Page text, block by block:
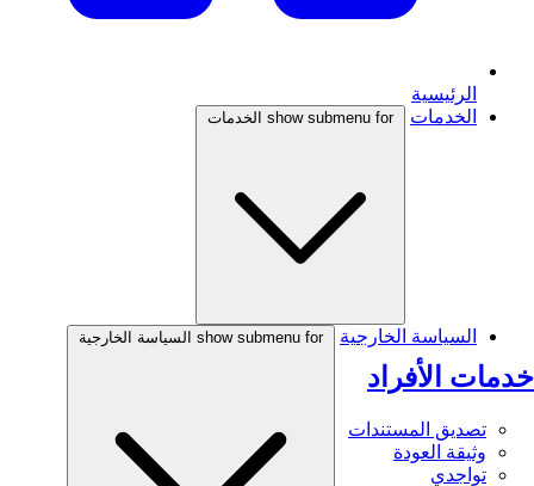
الرئيسية
الخدمات
show submenu for الخدمات
خدمات الأفراد
تصديق المستندات
وثيقة العودة
تواجدي
السياسة الخارجية show submenu for السياسة الخارجية